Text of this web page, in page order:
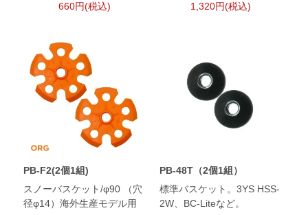
660円(税込)
1,320円(税込)
PB-F2(2個1組)
スノーバスケット/φ90 （穴
径φ14）海外生産モデル用
PB-48T（2個1組）
標準バスケット。3YS HSS-
2W、BC-Liteなど。